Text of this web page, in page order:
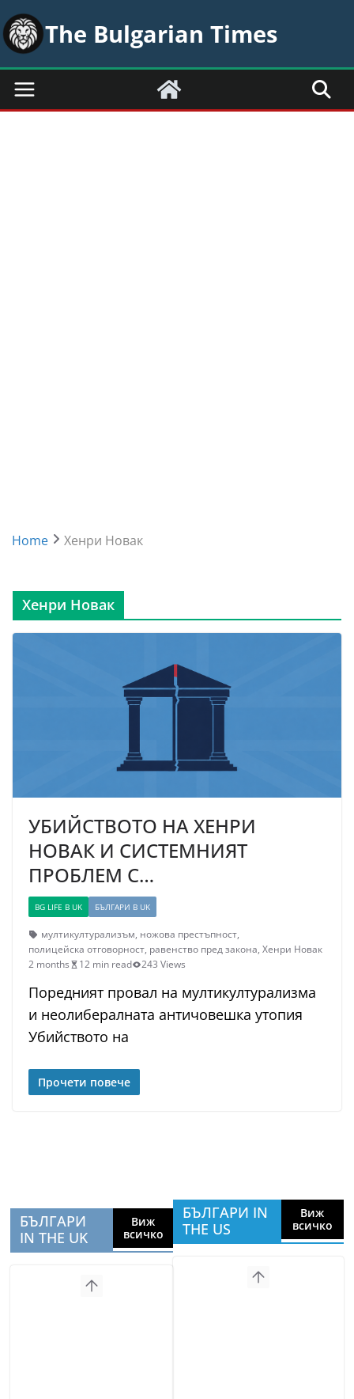
Skip
to
content
The Bulgarian Times
Home Хенри Новак
Хенри Новак
УБИЙСТВОТО НА ХЕНРИ
НОВАК И СИСТЕМНИЯТ
ПРОБЛЕМ С…
BG LIFE В UK БЪЛГАРИ В UK
мултикултурализъм, ножова престъпност,
полицейска отговорност, равенство пред закона, Хенри Новак
2 months
12 min read 243 Views
Поредният провал на мултикултурализма
и неолибералната античовешка утопия
Убийството на
Прочети повече
БЪЛГАРИ
IN THE UK
Виж
всичко
БЪЛГАРИ IN
THE US
Виж
всичко